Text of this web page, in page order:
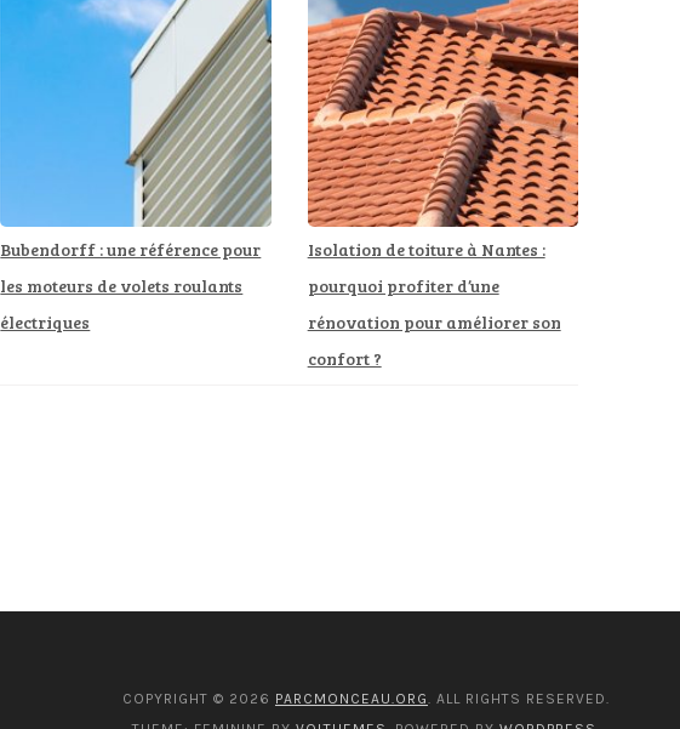
Bubendorff : une référence pour
les moteurs de volets roulants
électriques
Isolation de toiture à Nantes :
pourquoi profiter d’une
rénovation pour améliorer son
confort ?
COPYRIGHT © 2026 PARCMONCEAU.ORG. ALL RIGHTS RESERVED.